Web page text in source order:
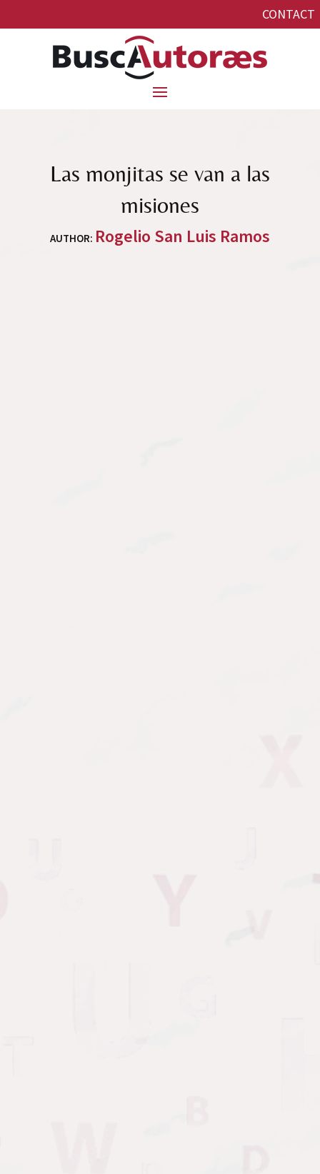
CONTACT
Las monjitas se van a las
misiones
AUTHOR: Rogelio San Luis Ramos